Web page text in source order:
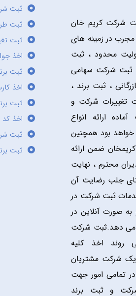
شرکت کریم خان
در زمینه های
محدود ، ثبت
ثبت شرکت سهامی
، ثبت برند ،
تغییرات شرکت و
ارائه انواع
بود همچنین
ضمن ارائه
محترم ، نهایت
جلب رضایت آن
ثبت شرکت در
به صورت آنلاین در
می دهد.ثبت شرکت
اخذ کلیه
یک شرکت مشتریان
تمامی امور جهت
و ثبت برند
ثبت
ثبت
ثبت
اخذ
ثبت
اخذ
ثبت
اخذ کد
ثبت
ثبت